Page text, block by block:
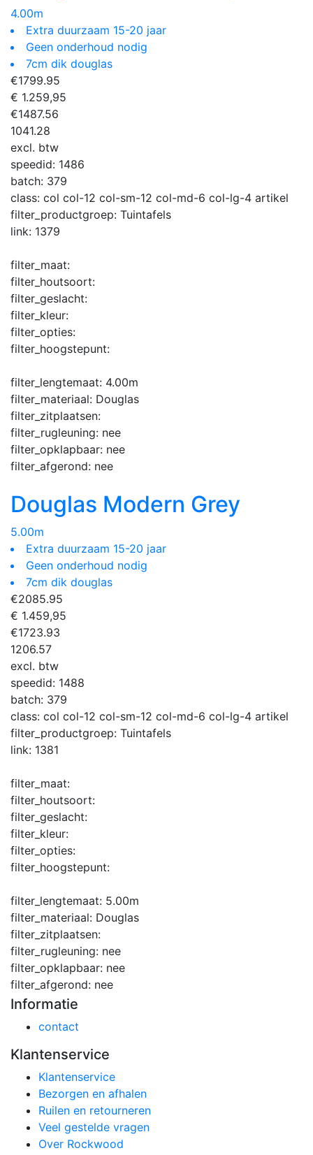
4.00m
Extra duurzaam 15-20 jaar
Geen onderhoud nodig
7cm dik douglas
€1799.95
€ 1.259,95
€1487.56
1041.28
excl. btw
speedid: 1486
batch: 379
class: col col-12 col-sm-12 col-md-6 col-lg-4 artikel
filter_productgroep: Tuintafels
link: 1379
filter_maat:
filter_houtsoort:
filter_geslacht:
filter_kleur:
filter_opties:
filter_hoogstepunt:
filter_lengtemaat: 4.00m
filter_materiaal: Douglas
filter_zitplaatsen:
filter_rugleuning: nee
filter_opklapbaar: nee
filter_afgerond: nee
Douglas Modern Grey
5.00m
Extra duurzaam 15-20 jaar
Geen onderhoud nodig
7cm dik douglas
€2085.95
€ 1.459,95
€1723.93
1206.57
excl. btw
speedid: 1488
batch: 379
class: col col-12 col-sm-12 col-md-6 col-lg-4 artikel
filter_productgroep: Tuintafels
link: 1381
filter_maat:
filter_houtsoort:
filter_geslacht:
filter_kleur:
filter_opties:
filter_hoogstepunt:
filter_lengtemaat: 5.00m
filter_materiaal: Douglas
filter_zitplaatsen:
filter_rugleuning: nee
filter_opklapbaar: nee
filter_afgerond: nee
Informatie
contact
Klantenservice
Klantenservice
Bezorgen en afhalen
Ruilen en retourneren
Veel gestelde vragen
Over Rockwood